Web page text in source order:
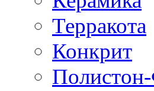
Терракота
Конкрит